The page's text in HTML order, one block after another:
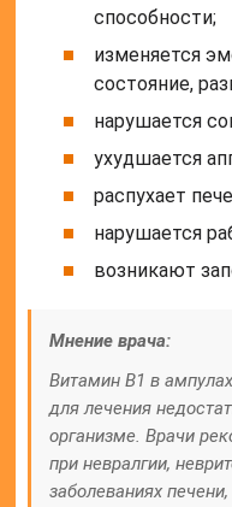
способности;
изменяется
состояние,
нарушается
ухудшается
распухает
нарушается
возникают
Мнение врача:
Витамин В1 в
для лечения
организме. Врачи
при невралгии,
заболеваниях